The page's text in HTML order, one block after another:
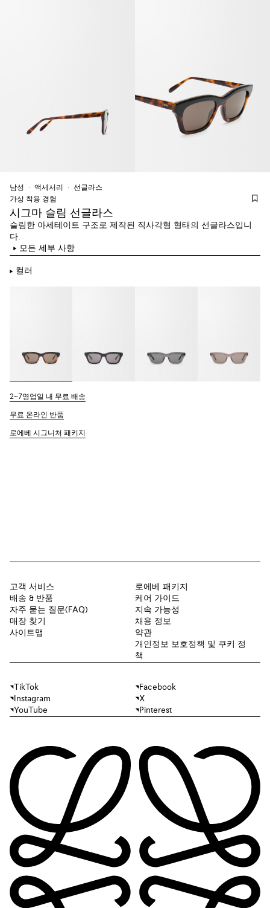
남성 액세서리
선글라스
가상 착용 경험
시그마 슬림 선글라스
슬림한 아세테이트 구조로 제작된 직사각형 형태의 선글라스입니
다.
모든 세부 사항
컬러
2~7영업일 내 무료 배송
무료 온라인 반품
로에베 시그니처 패키지
고객 서비스
배송 & 반품
자주 묻는 질문(FAQ)
매장 찾기
사이트맵
로에베 패키지
케어 가이드
지속 가능성
채용 정보
약관
개인정보 보호정책 및 쿠키 정
책
TikTok
Facebook
Instagram
X
YouTube
Pinterest